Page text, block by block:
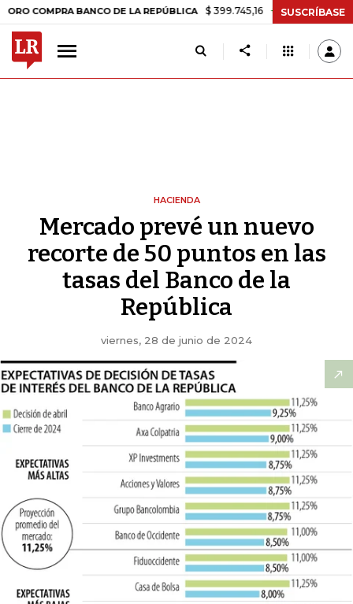
BANCO DE LA REPÚBLICA $ 399.745,16 +$ 2.295,71 +0,58%
SUSCRÍBASE
HACIENDA
Mercado prevé un nuevo
recorte de 50 puntos en las
tasas del Banco de la
República
viernes, 28 de junio de 2024